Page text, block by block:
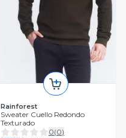
Rainforest
Sweater Cuello Redondo
Texturado
0(0)